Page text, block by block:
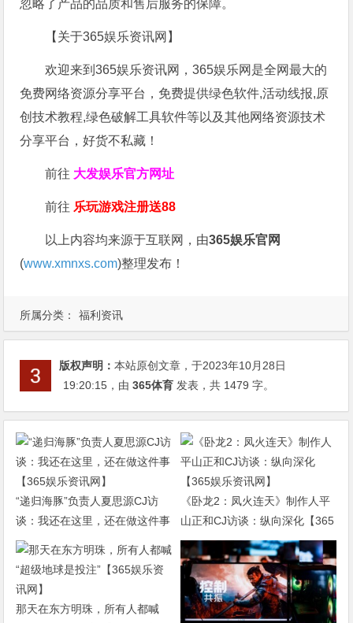
所属分类： 福利资讯
忽略了产品的品质和售后服务的保障。
【关于365娱乐资讯网】
欢迎来到365娱乐资讯网，365娱乐网是全网最大的
免费网络资源分享平台，免费提供绿色软件,活动线报,原
创技术教程,绿色破解工具软件等以及其他网络资源技术
分享平台，好货不私藏！
前往 大发娱乐官方网址
前往 乐玩游戏注册送88
以上内容均来源于互联网，由365娱乐官网
(www.xmnxs.com)整理发布！
版权声明：本站原创文章，于2023年10月28日
19:20:15 ，由365体育 发表，共 1479 字。
“递归海豚”负责人夏思源CJ访
谈：我还在这里，还在做这件事
【365娱乐资讯网】
《卧龙2：凤火连天》制作人平
山正和CJ访谈：纵向深化【365
娱乐资讯网】
那天在东方明珠，所有人都喊